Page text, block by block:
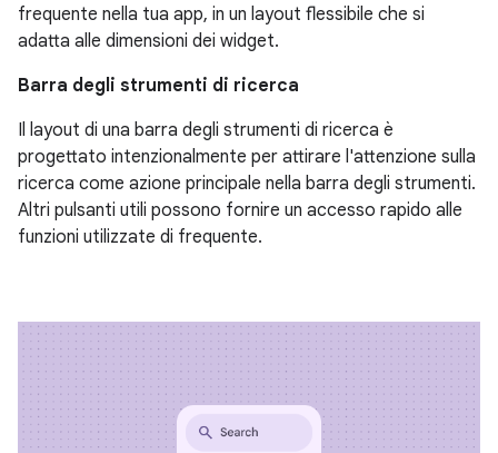
frequente nella tua app, in un layout flessibile che si
adatta alle dimensioni dei widget.
Barra degli strumenti di ricerca
Il layout di una barra degli strumenti di ricerca è
progettato intenzionalmente per attirare l'attenzione sulla
ricerca come azione principale nella barra degli strumenti.
Altri pulsanti utili possono fornire un accesso rapido alle
funzioni utilizzate di frequente.